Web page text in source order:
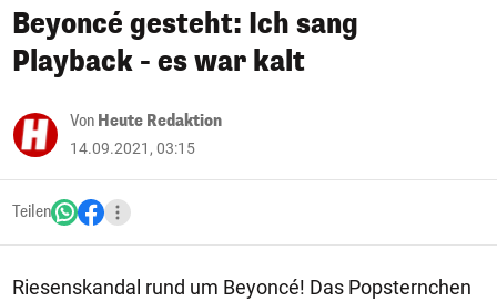
Beyoncé gesteht: Ich sang
Playback - es war kalt
Von Heute Redaktion
14.09.2021, 03:15
Teilen
Riesenskandal rund um Beyoncé! Das Popsternchen